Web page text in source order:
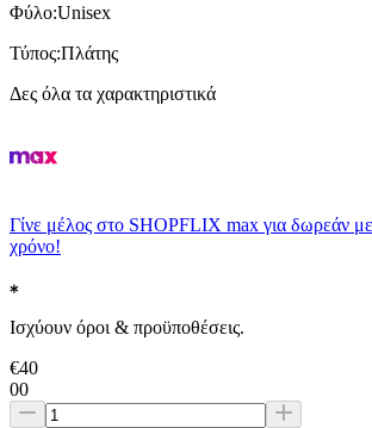
Φύλο:Unisex
Τύπος:Πλάτης
Δες όλα τα χαρακτηριστικά
Γίνε μέλος στο SHOPFLIX max για δωρεάν
χρόνο!
Ισχύουν όροι & προϋποθέσεις.
€40
00